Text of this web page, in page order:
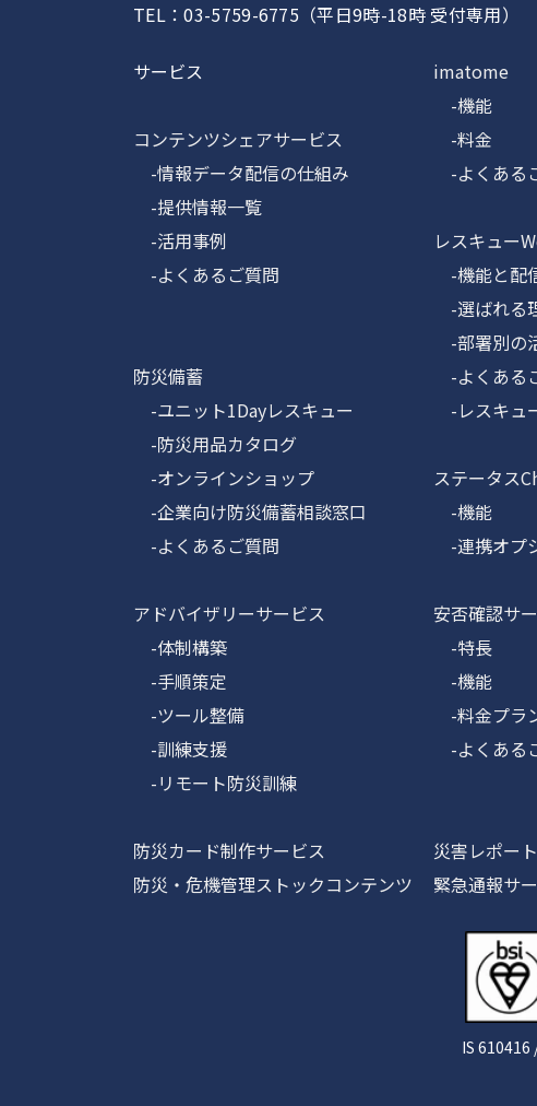
TEL：03-5759-6775（平日9時-18時 受付専用）
サービス
コンテンツシェアサービス
-情報データ配信の仕組み
-提供情報一覧
-活用事例
-よくあるご質問
防災備蓄
-ユニット1Dayレスキュー
-防災用品カタログ
-オンラインショップ
-企業向け防災備蓄相談窓口
-よくあるご質問
アドバイザリーサービス
-体制構築
-手順策定
-ツール整備
-訓練支援
-リモート防災訓練
防災カード制作サービス
防災・危機管理ストックコンテンツ
imatome
-機能
-料金
-よくある
レスキュー
-機能と配
-選ばれる
-部署別の
-よくある
-レスキュ
ステータス
-機能
-連携オプ
安否確認サ
-特長
-機能
-料金プラ
-よくある
災害レポー
緊急通報サ
IS 610416